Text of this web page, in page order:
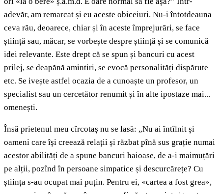
adevăr, am remarcat și eu aceste obiceiuri. Nu-i întotdeauna
ceva rău, deoarece, chiar și în aceste împrejurări, se face
știință sau, măcar, se vorbește despre știință și se comunică
idei relevante. Este drept că se spun și bancuri cu acest
prilej, se deapănă amintiri, se evocă personalități dispărute
etc. Se ivește astfel ocazia de a cunoaște un profesor, un
specialist sau un cercetător renumit și în alte ipostaze mai...
omenești.
Însă prietenul meu cîrcotaș nu se lasă: „Nu ai întîlnit și
oameni care își creează relații și răzbat pînă sus grație numai
acestor abilități de a spune bancuri haioase, de a-i maimuțări
pe alții, pozînd în persoane simpatice și descurcărețe? Cu
știința s-au ocupat mai puțin. Pentru ei, «cartea a fost grea»,